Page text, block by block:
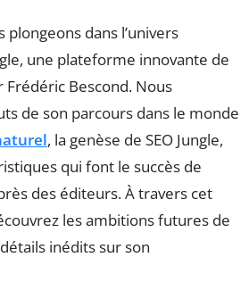
plongeons dans l’univers
une plateforme innovante de
Bescond. Nous
de son parcours dans le monde
, la genèse de SEO Jungle,
qui font le succès de
des éditeurs. À travers cet
les ambitions futures de
inédits sur son